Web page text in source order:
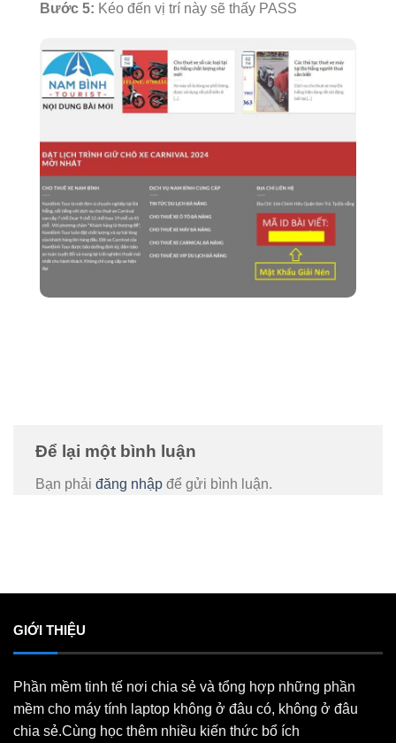
Bước 5: Kéo đến vị trí này sẽ thấy PASS
Để lại một bình luận
Bạn phải đăng nhập để gửi bình luận.
GIỚI THIỆU
Phần mềm tinh tế nơi chia sẻ và tổng hợp những phần
mềm cho máy tính laptop không ở đâu có, không ở đâu
chia sẻ.Cùng học thêm nhiều kiến thức bổ ích